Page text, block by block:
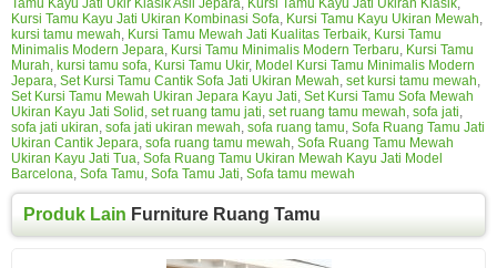
Tamu Kayu Jati Ukir Klasik Asli Jepara, Kursi Tamu Kayu Jati Ukiran Klasik,
Kursi Tamu Kayu Jati Ukiran Kombinasi Sofa, Kursi Tamu Kayu Ukiran Mewah,
kursi tamu mewah, Kursi Tamu Mewah Jati Kualitas Terbaik, Kursi Tamu
Minimalis Modern Jepara, Kursi Tamu Minimalis Modern Terbaru, Kursi Tamu
Murah, kursi tamu sofa, Kursi Tamu Ukir, Model Kursi Tamu Minimalis Modern
Jepara, Set Kursi Tamu Cantik Sofa Jati Ukiran Mewah, set kursi tamu mewah,
Set Kursi Tamu Mewah Ukiran Jepara Kayu Jati, Set Kursi Tamu Sofa Mewah
Ukiran Kayu Jati Solid , set ruang tamu jati, set ruang tamu mewah, sofa jati,
sofa jati ukiran, sofa jati ukiran mewah, sofa ruang tamu, Sofa Ruang Tamu Jati
Ukiran Cantik Jepara, sofa ruang tamu mewah, Sofa Ruang Tamu Mewah
Ukiran Kayu Jati Tua, Sofa Ruang Tamu Ukiran Mewah Kayu Jati Model
Barcelona, Sofa Tamu, Sofa Tamu Jati, Sofa tamu mewah
Produk Lain Furniture Ruang Tamu